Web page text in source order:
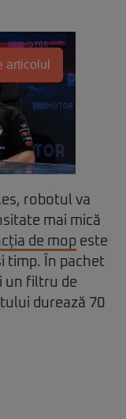
articolul
robotul va
mai mică
de mop este
timp. În pachet
un filtru de
durează 70